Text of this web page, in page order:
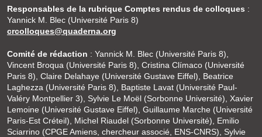
Responsables de la rubrique Comptes rendus de colloques :
Yannick M. Blec (Université Paris 8)
crcolloques@quaderna.org
Comité de rédaction : Yannick M. Blec (Université Paris 8),
Vincent Broqua (Université Paris 8), Cristina Clímaco (Université
Paris 8), Claire Delahaye (Université Gustave Eiffel), Beatrice
Laghezza (Université Paris 8), Baptiste Lavat (Université Paul-
Valéry Montpellier 3), Sylvie Le Moël (Sorbonne Université), Xavier
Lemoine (Université Gustave Eiffel), Guillaume Marche (Université
Paris-Est Créteil), Michel Riaudel (Sorbonne Université), Emilio
Sciarrino (CPGE Amiens, chercheur associé, ENS-CNRS), Sylvie